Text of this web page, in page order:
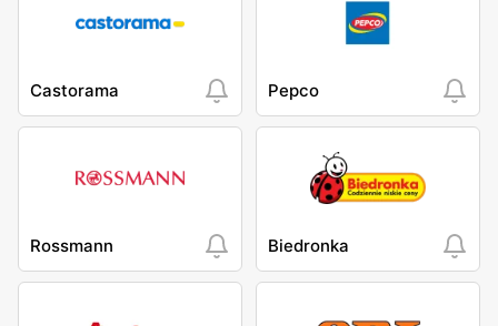
Castorama Pepco
Rossmann Biedronka